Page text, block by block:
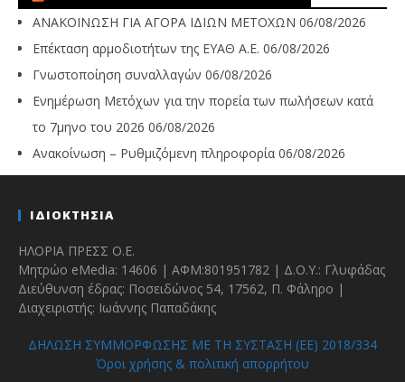
ΑΝΑΚΟΙΝΩΣΗ ΓΙΑ ΑΓΟΡΑ ΙΔΙΩΝ ΜΕΤΟΧΩΝ 06/08/2026
Επέκταση αρμοδιοτήτων της ΕΥΑΘ Α.Ε. 06/08/2026
Γνωστοποίηση συναλλαγών 06/08/2026
Ενημέρωση Μετόχων για την πορεία των πωλήσεων κατά
το 7μηνο του 2026 06/08/2026
Ανακοίνωση – Ρυθμιζόμενη πληροφορία 06/08/2026
ΙΔΙΟΚΤΗΣΙΑ
ΗΛΟΡΙΑ ΠΡΕΣΣ Ο.Ε.
Μητρώο eMedia: 14606 | ΑΦΜ:801951782 | Δ.Ο.Υ.: Γλυφάδας
Διεύθυνση έδρας: Ποσειδώνος 54, 17562, Π. Φάληρο |
Διαχειριστής: Ιωάννης Παπαδάκης
ΔΗΛΩΣΗ ΣΥΜΜΟΡΦΩΣΗΣ ΜΕ ΤΗ ΣΥΣΤΑΣΗ (ΕΕ) 2018/334
Όροι χρήσης & πολιτική απορρήτου